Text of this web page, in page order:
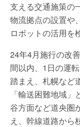
支える交通施策の
物流拠点の設置や
ロボットの活用を
24年4月施行の改
間以内、1日の運
踏まえ、札幌など
「輸送困難地域
谷方面など道央圏
え、幹線道路から